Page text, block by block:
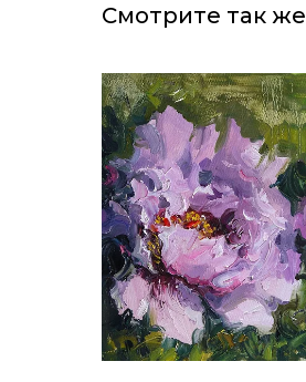
Смотрите так же